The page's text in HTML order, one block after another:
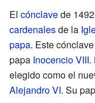
El cónclavede
cardenalesde la
papa. Este
papa Inocencio VIII.
elegido como el
Alejandro VI. Su